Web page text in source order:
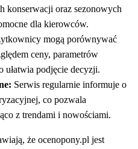
konserwacji oraz sezonowych
dla kierowców.
mogą porównywać
ceny, parametrów
ułatwia podjęcie decyzji.
Serwis regularnie informuje o
co pozwala
z trendami i nowościami.
że ocenopony.pl jest